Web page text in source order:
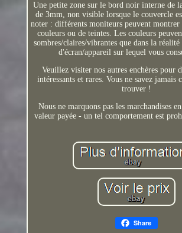
Une petite zone sur le bord noir interne de
de 3mm, non visible lorsque le couvercle
noter : différents moniteurs peuvent montrer
couleurs ou de teintes. Les couleurs
sombres/claires/vibrantes que dans la
d'écran/appareil sur lequel vous
Veuillez visiter nos autres enchères pour
intéressants et rares. Vous ne savez jamais
trouver !
Nous ne marquons pas les marchandises
valeur payée - un tel comportement est
Share